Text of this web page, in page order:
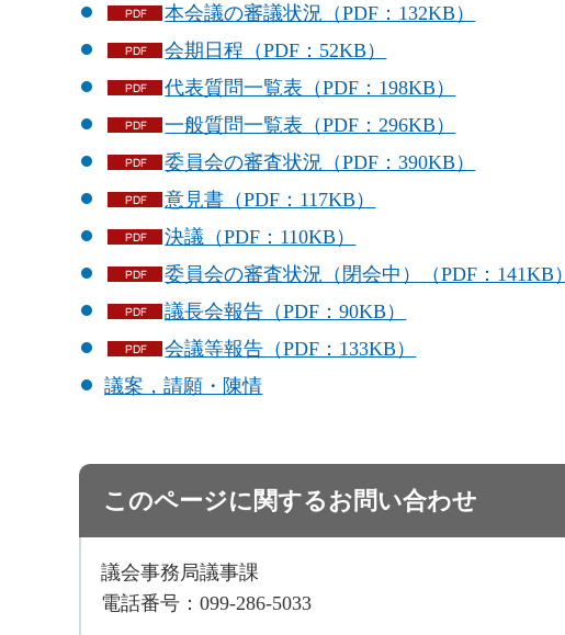
本会議の審議状況（PDF：132KB）
会期日程（PDF：52KB）
代表質問一覧表（PDF：198KB）
一般質問一覧表（PDF：296KB）
委員会の審査状況（PDF：390KB）
意見書（PDF：117KB）
決議（PDF：110KB）
委員会の審査状況（閉会中）（PDF：141KB）
議長会報告（PDF：90KB）
会議等報告（PDF：133KB）
議案，請願・陳情
このページに関するお問い合わせ
議会事務局議事課
電話番号：099-286-5033